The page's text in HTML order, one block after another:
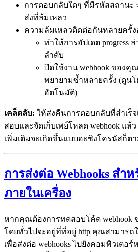
การตอบกลับใดๆ ที่มีรหัสสถานะ
ส่งที่ล้มเหลว
ความล้มเหลวติดต่อกันหลายครั้ง
ทำให้การอัปเดต progress
ลำดับ
ปิดใช้งาน webhook ของ
พยายามซ้ำหลายครั้ง (ดูน
อัตโนมัติ)
เคล็ดลับ: ให้ส่งคืนการตอบกลับที่สำเร็
สอบและจัดเก็บเพย์โหลด webhook แล้
เพิ่มเติมจะเกิดขึ้นแบบอะซิงโครนัสก็ต
การส่งต่อ Webhooks สำ
ภายในเครื่อง
หากคุณต้องการทดสอบโค้ด webhook
โดยทั่วไปจะอยู่ที่ที่อยู่ http คุณสามารถใ
เพื่อส่งต่อ webhooks ไปยังคอมพิวเตอร์